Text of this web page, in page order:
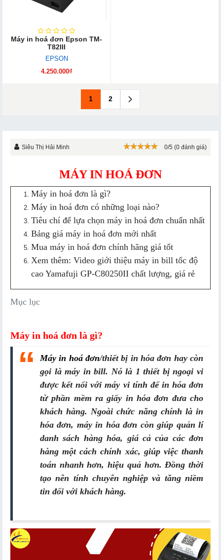
Máy in hoá đơn Epson TM-
T82III
EPSON
4.250.000₫
1 2
Siêu Thị Hải Minh 0/5 (0 đánh giá)
MÁY IN HOÁ ĐƠN
Mục lục
Máy in hoá đơn là gì?
Máy in hoá đơn có những loại nào?
Tiêu chí để lựa chọn máy in hoá đơn chuẩn nhất
Bảng giá máy in hoá đơn mới nhất
Mua máy in hoá đơn chính hãng giá tốt
Xem thêm: Video giới thiệu máy in bill tốc độ
cao Yamafuji GP-C80250II chất lượng, giá rẻ
Máy in hoá đơn là gì?
Máy in hoá đơn/thiết bị in hóa đơn hay còn
gọi là máy in bill. Nó là 1 thiết bị ngoại vi
được kết nối với máy vi tính để in hóa đơn
từ phần mềm ra giấy in hóa đơn đưa cho
khách hàng. Ngoài chức năng chính là in
hóa đơn, máy in hóa đơn còn giúp quản lí
danh sách hàng hóa, giá cả của các đơn
hàng một cách chính xác, giúp việc thanh
toán nhanh hơn, hiệu quả hơn. Đồng thời
tạo nên tính chuyên nghiệp và tăng niềm
tin đối với khách hàng.